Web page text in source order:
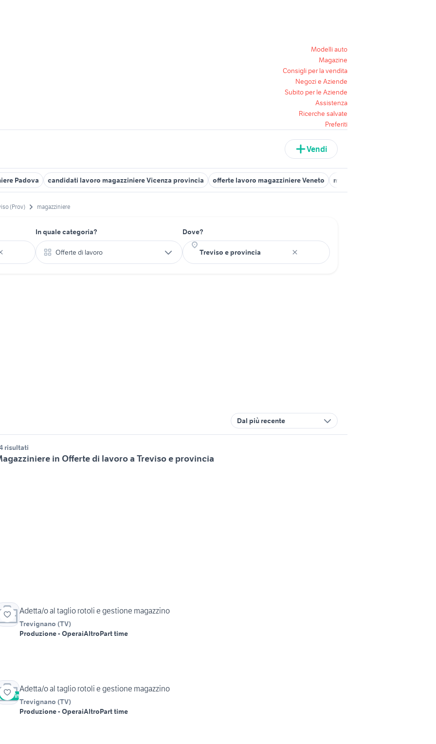
Modelli auto
Magazine
Consigli per la vendita
Negozi e Aziende
Subito per le Aziende
Assistenza
Ricerche salvate
Preferiti
Vendi
Padova candidati lavoro magazziniere Vicenza provincia offerte lavoro magazziniere Veneto magazziniere padova
(Prov) magazziniere
In quale categoria?
Offerte di lavoro
Dove?
Dal più recente
risultati
in Offerte di lavoro a Treviso e provincia
Adetta/o al taglio rotoli e gestione magazzino
Trevignano (TV)
Produzione - OperaiAltroPart time
Vetrina
Adetta/o al taglio rotoli e gestione magazzino
Trevignano (TV)
Produzione - OperaiAltroPart time